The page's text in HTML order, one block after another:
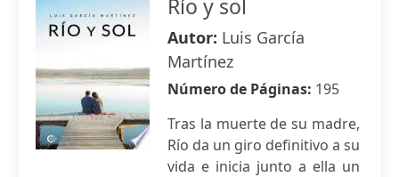
Río y sol
Autor: Luis García
Martínez
Número de Páginas: 195
Tras la muerte de su madre,
Río da un giro definitivo a su
vida e inicia junto a ella un